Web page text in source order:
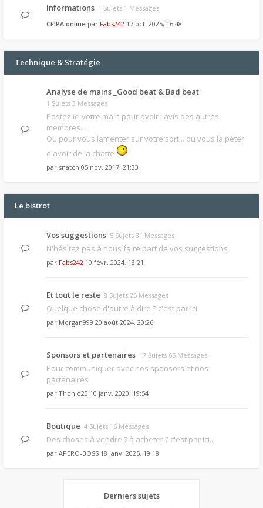
Informations 1 Sujets 1 Messages
CFIPA online par Fabs242 17 oct. 2025, 16:48
Technique & Stratégie
Analyse de mains _Good beat & Bad beat
1 Sujets 3 Messages
Postez ici votre main pour avoir l'avis des autres
membres...
Ou pour vous lamenter sur votre sort... ou vous la péter
d'avoir de la chatte
par snatch 05 nov. 2017, 21:33
Le bistrot
Vos suggestions 5 Sujets 31 Messages
N'hésitez pas à nous faire part de vos suggestions
par Fabs242 10 févr. 2024, 13:21
Et tout le reste 8 Sujets 25 Messages
Quelque chose d'autre à dire ? c'est par ici
par Morgan999 20 août 2024, 20:26
Sponsors et partenaires 17 Sujets 65 Messages
Pour communiquer avec nos sponsors et nos
partenaires
par Thonio20 10 janv. 2020, 19:54
Boutique 4 Sujets 16 Messages
Des choses à vendre ? à acheter ? c'est par ici...
par APERO-BOSS 18 janv. 2025, 19:18
Derniers sujets